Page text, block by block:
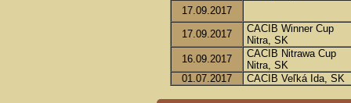
17.09.2017
17.09.2017
CACIB Winner Cup
Nitra, SK
16.09.2017
CACIB Nitrawa Cup
Nitra, SK
01.07.2017
CACIB Veľká Ida, SK